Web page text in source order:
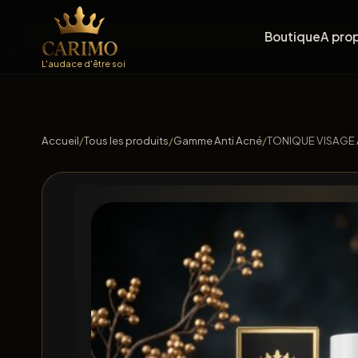
L'audace d'être soi
BoutiqueA
Accueil/Tous les produits/Gamme Anti Acné/TONIQUE VISAGE